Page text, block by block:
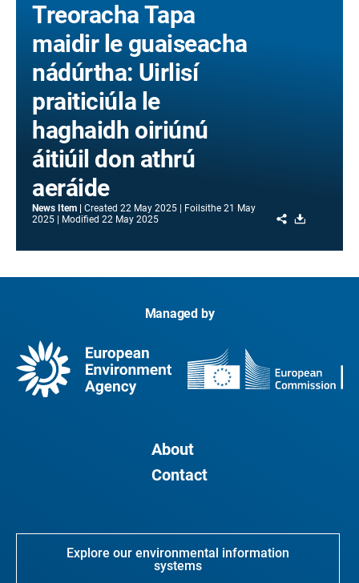
Treoracha Tapa
maidir le guaiseacha
nádúrtha: Uirlisí
praiticiúla le
haghaidh oiriúnú
áitiúil don athrú
aeráide
News Item Created 22 May 2025 Foilsithe 21 May
2025
Modified 22 May 2025 Share
Managed by
About
Contact
Explore our environmental information
systems